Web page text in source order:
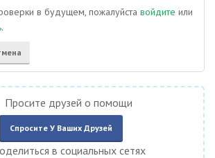
в будущем, пожалуйста войдите или
.
Просите друзей о помощи
Спросите У Ваших Друзей
в социальных сетях